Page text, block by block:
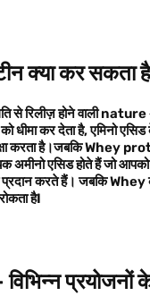
क्या कर सकता है
से रिलीज़ होने वाली
धीमा कर देता है, एमिनो
करता है।जबकि Whey
अमीनो एसिड होते हैं जो
करते हैं। जबकि Whey
हैI
विभिन्न प्रयोजनों